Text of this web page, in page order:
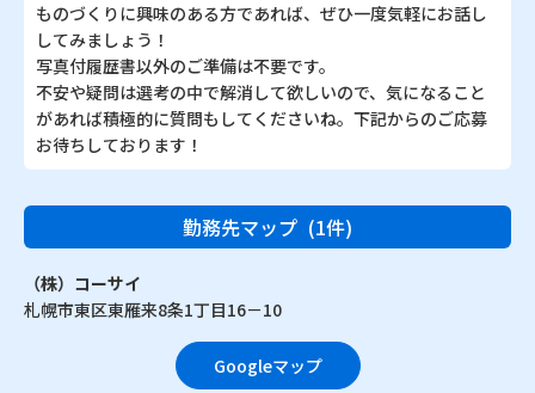
ものづくりに興味のある方であれば、ぜひ一度気軽にお話し
してみましょう！
写真付履歴書以外のご準備は不要です。
不安や疑問は選考の中で解消して欲しいので、気になること
があれば積極的に質問もしてくださいね。下記からのご応募
お待ちしております！
勤務先マップ (1件)
（株）コーサイ
札幌市東区東雁来8条1丁目16－10
Googleマップ